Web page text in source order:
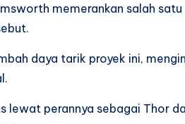
memerankan salah
daya tarik proyek ini,
lewat perannya sebagai Thor